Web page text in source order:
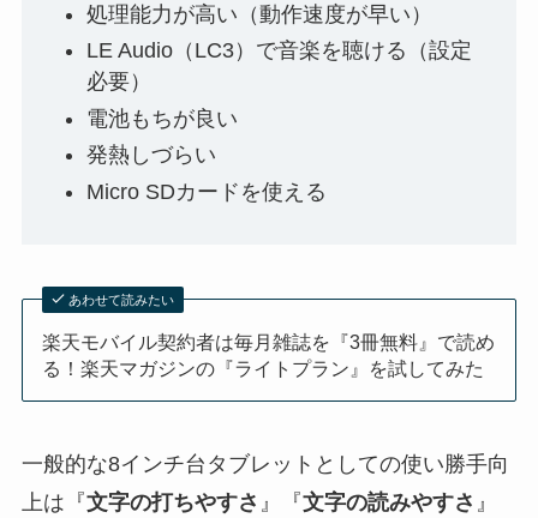
処理能力が高い（動作速度が早い）
LE Audio（LC3）で音楽を聴ける（設定
必要）
電池もちが良い
発熱しづらい
Micro SDカードを使える
あわせて読みたい
楽天モバイル契約者は毎月雑誌を『3冊無料』で読め
る！楽天マガジンの『ライトプラン』を試してみた
一般的な8インチ台タブレットとしての使い勝手向
上は『文字の打ちやすさ 』『文字の読みやすさ 』